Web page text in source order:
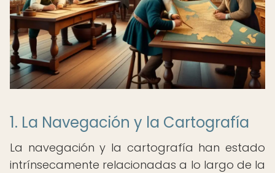
1. La Navegación y la Cartografía
La navegación y la cartografía han estado
intrínsecamente relacionadas a lo largo de la